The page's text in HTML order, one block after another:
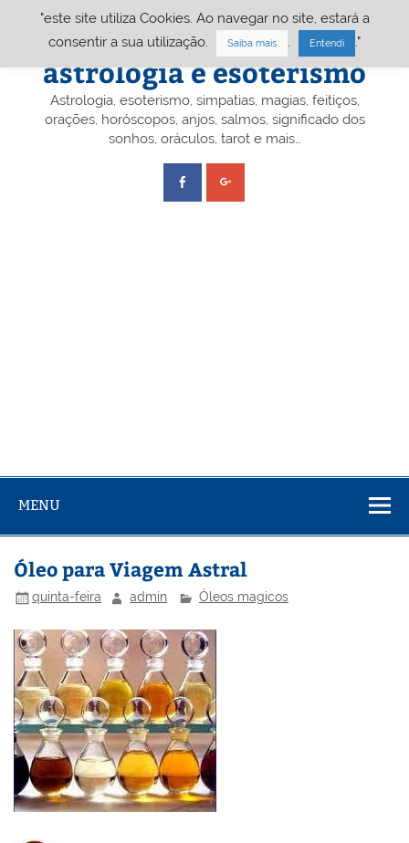
Portal A&E – Portal
astrologia e esoterismo
Astrologia, esoterismo, simpatias, magias, feitiços,
orações, horóscopos, anjos, salmos, significado dos
sonhos, oráculos, tarot e mais…
MENU
Óleo para Viagem Astral
quinta-feira admin Óleos magicos
"este site utiliza Cookies. Ao navegar no site, estará a
consentir a sua utilização.
Saiba mais Entendi ."